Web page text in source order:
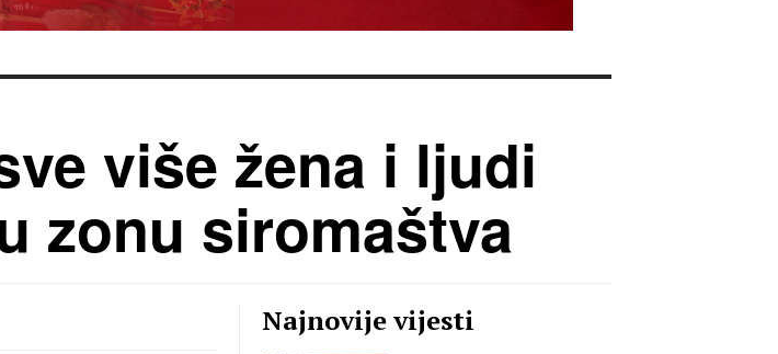
više žena i ljudi
zonu siromaštva
Najnovije vijesti